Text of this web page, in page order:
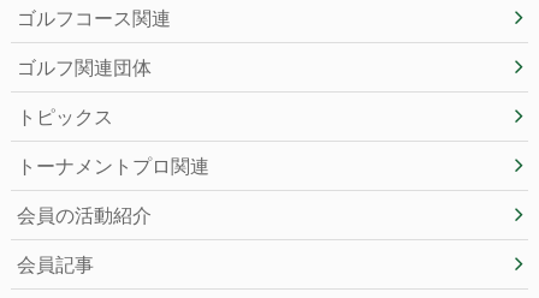
ゴルフコース関連
ゴルフ関連団体
トピックス
トーナメントプロ関連
会員の活動紹介
会員記事